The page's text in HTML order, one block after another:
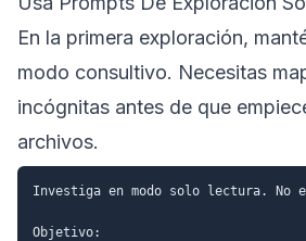
En la primera exploración,
modo consultivo. Necesitas
incógnitas antes de que
archivos.
Investiga en modo solo lectura. No
Objetivo: